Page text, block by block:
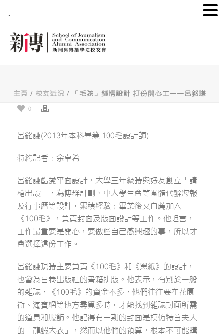
主頁 / 校友近況 / 「毛孩」鍾情設計 打份開心工——呂銘謙
0
呂銘謙(2013年本科畢業 100毛設計師)
特約記者：余卓希
呂銘謙酷愛平面設計，大學三年級時與好友創立「請
槍出設」，為博群計劃、中大學生會等團體代辦海報
及行事曆等設計，累積經驗；畢業後又自薦加入
《100毛》，負責封面及版面設計等工作。他坦言，
工作最重要是開心，要做些自己感興趣的事，所以才
會選擇這份工作。
呂銘謙現時主要負責《100毛》和《黑紙》的設計，
也會為白卷出版社的書籍排版。他表示，有別於一般
的雜誌，《100毛》的資金不多，他們往往要在花園
街、淘寶網等地方尋覓多時，才能找到雜誌封面所需
的道具和服飾。他記得有一期的封面是模仿特首夫人
的「龍蝦大衣」，然而以他們的預算，根本不可能購
.